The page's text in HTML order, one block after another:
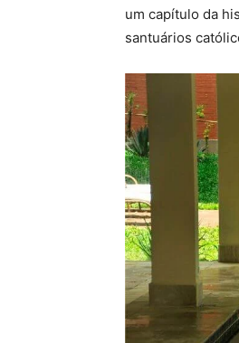
um capítulo da
santuários